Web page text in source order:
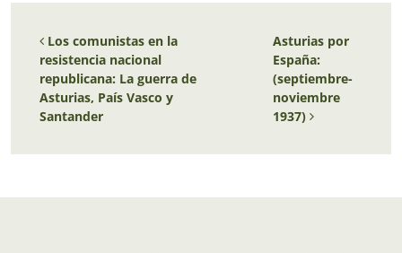
Navegación de entradas
Los comunistas en la
resistencia nacional
republicana: La guerra de
Asturias, País Vasco y
Santander
Asturias por
España:
(septiembre-
noviembre
1937)